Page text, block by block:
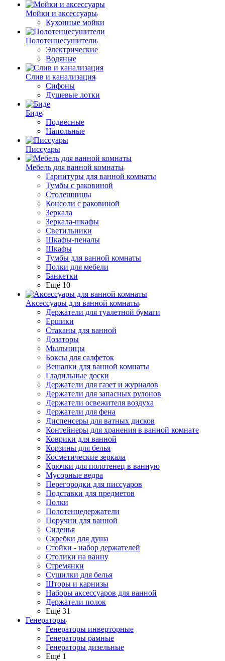
Мойки и аксессуары
Кухонные мойки
Полотенцесушители
Электрические
Водяные
Слив и канализация
Сифоны
Душевые лотки
Биде
Подвесные
Напольные
Писсуары
Мебель для ванной комнаты
Гарнитуры для ванной комнаты
Тумбы с раковиной
Столешницы
Консоли с раковиной
Зеркала
Зеркала-шкафы
Светильники
Шкафы-пеналы
Шкафы
Тумбы для ванной комнаты
Полки для мебели
Банкетки
Ещё 10
Аксессуары для ванной комнаты
Держатели для туалетной бумаги
Ершики
Стаканы для ванной
Дозаторы
Мыльницы
Боксы для салфеток
Вешалки для ванной комнаты
Гладильные доски
Держатели для газет и журналов
Держатели для запасных рулонов
Держатели освежителя воздуха
Держатели для фена
Диспенсеры для ватных дисков
Контейнеры для хранения в ванной комнате
Коврики для ванной
Корзины для белья
Косметические зеркала
Крючки для полотенец в ванную
Мусорные ведра
Перегородки для писсуаров
Подставки для предметов
Полки
Полотенцедержатели
Поручни для ванной
Сиденья
Скребки для душа
Стойки - набор держателей
Столики на ванну
Стремянки
Сушилки для белья
Шторы и карнизы
Наборы аксессуаров для ванной
Держатели полок
Ещё 31
Генераторы
Генераторы инверторные
Генераторы рамные
Генераторы дизельные
Ещё 1